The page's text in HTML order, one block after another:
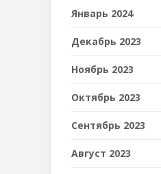
Январь 2024
Декабрь 2023
Ноябрь 2023
Октябрь 2023
Сентябрь 2023
Август 2023